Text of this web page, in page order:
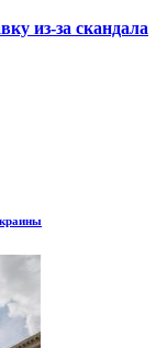
из-за скандала